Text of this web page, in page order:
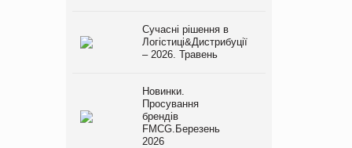
Сучасні рішення в
Логістиці&Дистрибуції
– 2026. Травень
Новинки.
Просування
брендів
FMCG.Березень
2026